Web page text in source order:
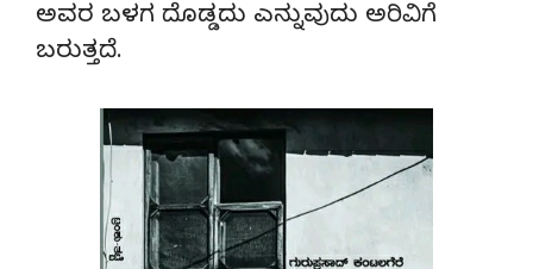
ಅವರ ಬಳಗ ದೊಡ್ಡದು‌ ಎನ್ನುವುದು ಅರಿವಿಗೆ
ಬರುತ್ತದೆ.